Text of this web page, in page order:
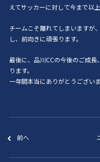
えてサッカーに対して今まで以
チームこそ離れてしまいますが
し、前向きに頑張ります。
最後に、品川CCの今後のご成
ります。
一年間本当にありがとうございま
前へ